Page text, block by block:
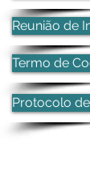
Reunião de
Termo de
Protocolo